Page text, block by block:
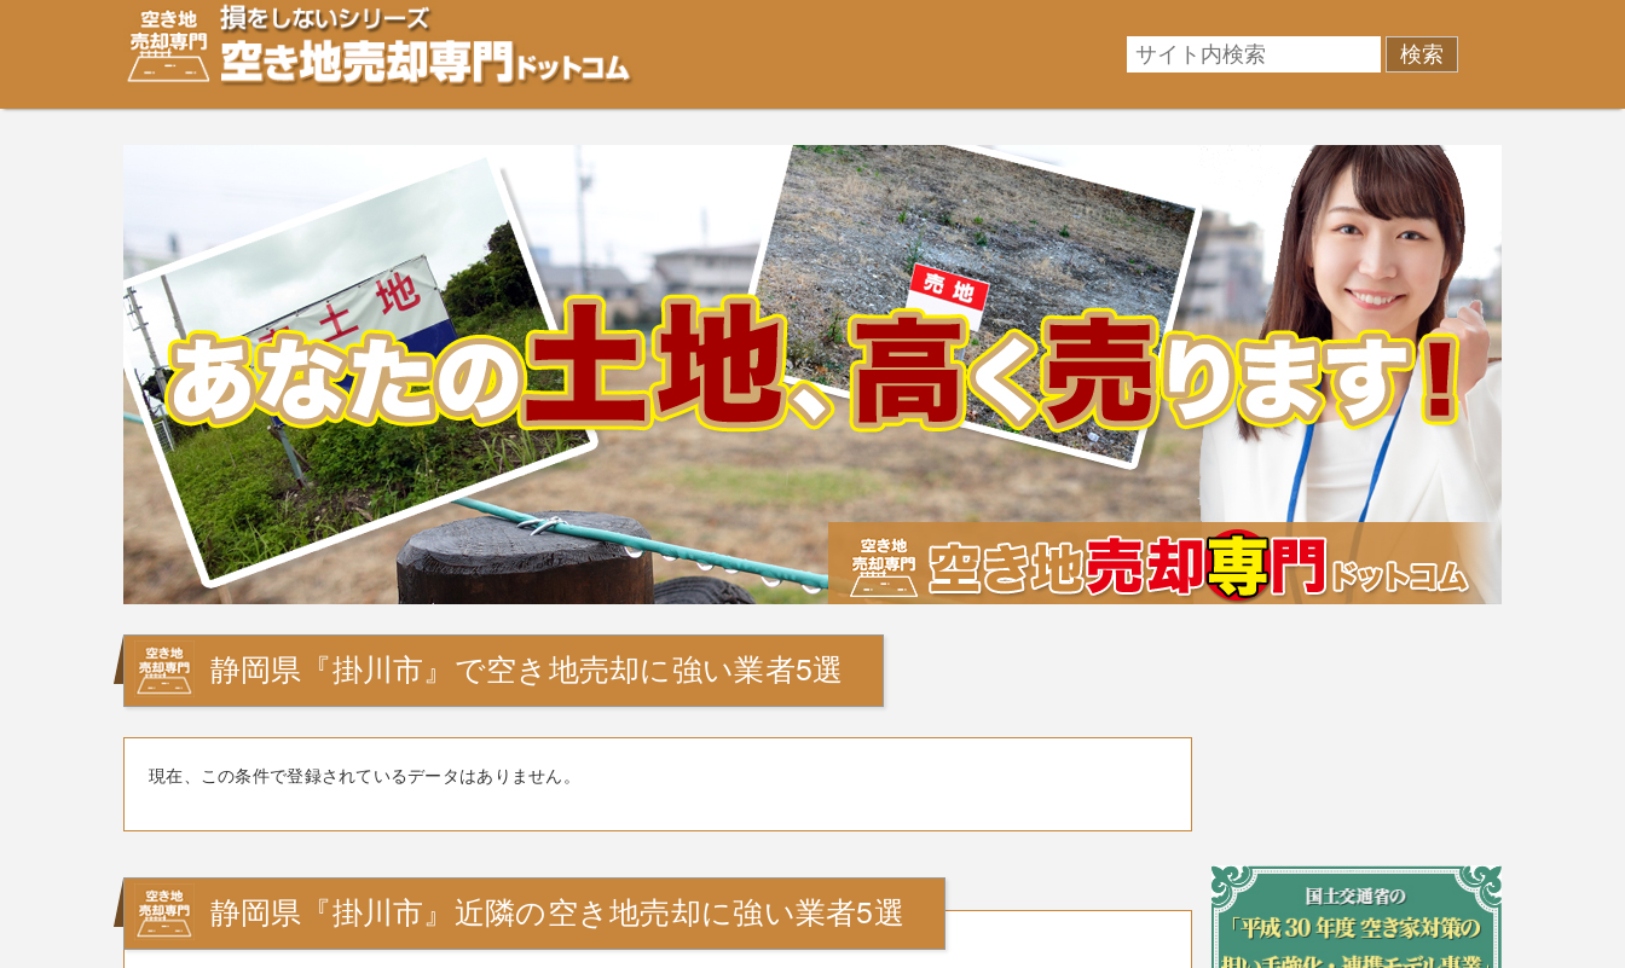
空き地・土地の「売却」は「個人」の方々が、「買取」は不動産や開発等の「業者」が物件を買います。一般的に「売却」は時間はかかるが相場に準じた売却金額、「買取」は短期ではあるが相場よ
り安めの売却金額と言われています。空き地・土地の売却をご検討中の方はお気軽にご相談ください。空き地・土地、相続不動産など、不動産売却のお悩みを全国の専門家が解決致します！
静岡県『掛川市』で空き地売却に強い業者5選
現在、この条件で登録されているデータはありません。
静岡県『掛川市』近隣の空き地売却に強い業者5選